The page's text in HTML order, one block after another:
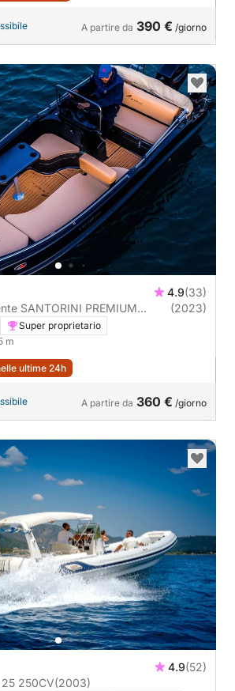
A partire da 390 € /giorno
4.9(33)
(2023)
Super proprietario
m
ultime 24h
A partire da 360 € /giorno
4.9(52)
Gommone Marco 25 250CV(2003)